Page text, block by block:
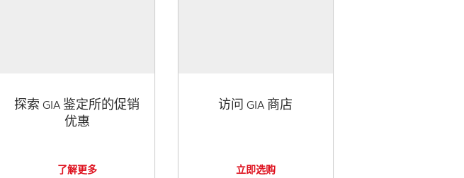
探索 GIA 鉴定所的促销
优惠
了解更多
访问 GIA 商店
立即选购